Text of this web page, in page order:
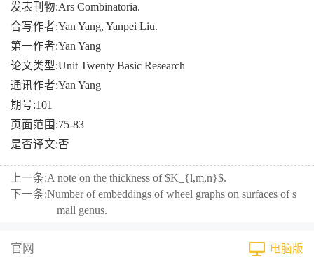
发表刊物:Ars Combinatoria.
合写作者:Yan Yang, Yanpei Liu.
第一作者:Yan Yang
论文类型:Unit Twenty Basic Research
通讯作者:Yan Yang
期号:101
页面范围:75-83
是否译文:否
上一条:A note on the thickness of $K_{l,m,n}$.
下一条:Number of embeddings of wheel graphs on surfaces of s
mall genus.
官网 电脑版